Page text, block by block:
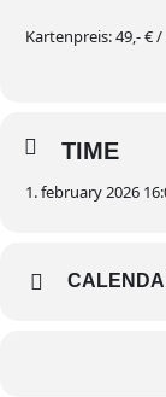
Kartenpreis: 49,- €
TIME
1. february 2026